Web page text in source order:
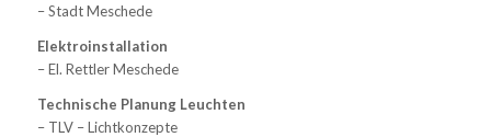
– Stadt Meschede
Elektroinstallation
– El. Rettler Meschede
Technische Planung Leuchten
– TLV – Lichtkonzepte